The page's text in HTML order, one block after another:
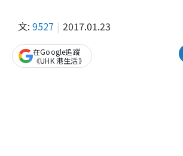
文: 9527 2017.01.23
在Google追蹤
《UHK 港生活》